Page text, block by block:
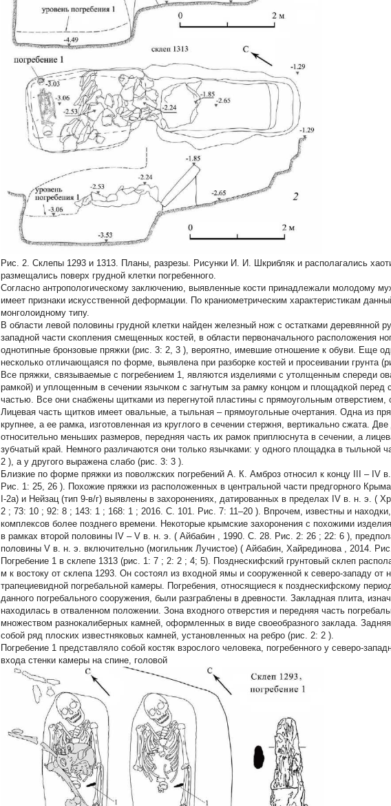
Рис. 2. Склепы 1293 и 1313. Планы, разрезы. Рисунки И. И. Шкрибляк и располагались
размещались поверх грудной клетки погребенного.
Согласно антропологическому заключению, выявленные кости принадлежали молодому
имеет признаки искусственной деформации. По краниометрическим характеристикам
монголоидному типу.
В области левой половины грудной клетки найден железный нож с остатками деревянной
западной части скопления смещенных костей, в области первоначального расположения
однотипные бронзовые пряжки (рис. 3: 2, 3 ), вероятно, имевшие отношение к обуви. Еще
несколько отличающаяся по форме, выявлена при разборке костей и просеивании грунта
Все пряжки, связываемые с погребением 1, являются изделиями с утолщенным спереди
рамкой) и уплощенным в сечении язычком с загнутым за рамку концом и площадкой перед
частью. Все они снабжены щитками из перегнутой пластины с прямоугольным отверстием,
Лицевая часть щитков имеет овальные, а тыльная – прямоугольные очертания. Одна из
крупнее, а ее рамка, изготовленная из круглого в сечении стержня, вертикально сжата.
относительно меньших размеров, передняя часть их рамок приплюснута в сечении, а
зубчатый край. Немного различаются они только язычками: у одного площадка в тыльной
2 ), а у другого выражена слабо (рис. 3: 3 ).
Близкие по форме пряжки из поволжских погребений А. К. Амброз относил к концу III – IV
Рис. 1: 25, 26 ). Похожие пряжки из расположенных в центральной части предгорного
I-2а) и Нейзац (тип 9-в/г) выявлены в захоронениях, датированных в пределах IV в. н. э. (
2 ; 73: 10 ; 92: 8 ; 143: 1 ; 168: 1 ; 2016. С. 101. Рис. 7: 11–20 ). Впрочем, известны и
комплексов более позднего времени. Некоторые крымские захоронения с похожими
в рамках второй половины IV – V в. н. э. ( Айбабин , 1990. С. 28. Рис. 2: 26 ; 22: 6 ),
половины V в. н. э. включительно (могильник Лучистое) ( Айбабин, Хайрединова , 2014.
Погребение 1 в склепе 1313 (рис. 1: 7 ; 2: 2 ; 4; 5). Позднескифский грунтовый склеп
м к востоку от склепа 1293. Он состоял из входной ямы и сооруженной к северо-западу от
трапециевидной погребальной камеры. Погребения, относящиеся к позднескифскому
данного погребального сооружения, были разграблены в древности. Закладная плита,
находилась в отваленном положении. Зона входного отверстия и передняя часть
множеством разнокалиберных камней, оформленных в виде своеобразного заклада.
собой ряд плоских известняковых камней, установленных на ребро (рис. 2: 2 ).
Погребение 1 представляло собой костяк взрослого человека, погребенного у северо-
входа стенки камеры на спине, головой